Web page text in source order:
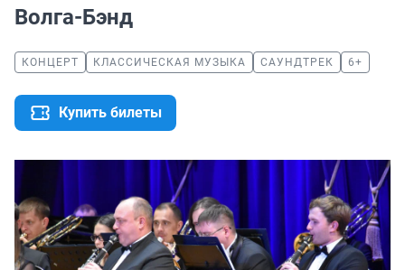
Волга-Бэнд
КОНЦЕРТ КЛАССИЧЕСКАЯ МУЗЫКА САУНДТРЕК 6+
Купить билеты